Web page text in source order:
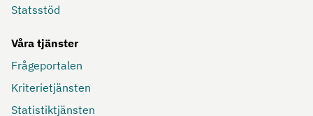
Statsstöd
Våra tjänster
Frågeportalen
Kriterietjänsten
Statistiktjänsten